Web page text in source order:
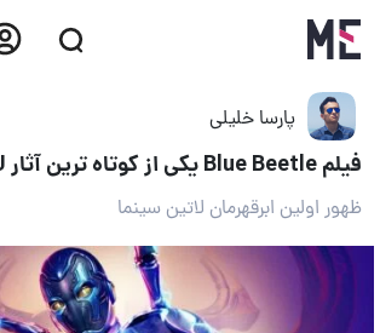
پارسا خلیلی
فیلم Blue Beetle یکی از کوتاه ترین آثار DCEU نام گرفت
ظهور اولین ابرقهرمان لاتین سینما